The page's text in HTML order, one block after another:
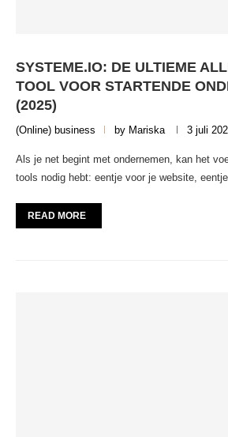
SYSTEME.IO: DE ULTIEME
TOOL VOOR STARTENDE
(2025)
(Online) business by Mariska 3 juli
Als je net begint met ondernemen, kan het
tools nodig hebt: eentje voor je website,
READ MORE